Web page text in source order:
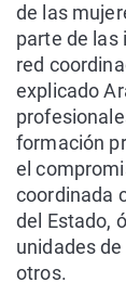
de las
parte de las
red
explicado
formación
el
coordinada
del Estado,
unidades
otros.